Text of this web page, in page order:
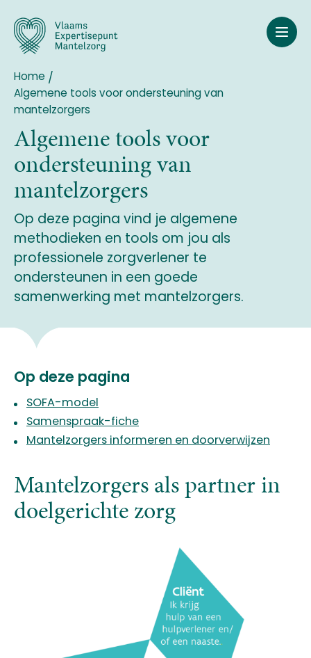
naar
inhoud
gaan
Breadcrumb
Home
Algemene tools voor ondersteuning van
mantelzorgers
Algemene tools voor
ondersteuning van
mantelzorgers
Op deze pagina vind je algemene
methodieken en tools om jou als
professionele zorgverlener te
ondersteunen in een goede
samenwerking met mantelzorgers.
Op deze pagina
SOFA-model
Samenspraak-fiche
Mantelzorgers informeren en doorverwijzen
Mantelzorgers als partner in
doelgerichte zorg